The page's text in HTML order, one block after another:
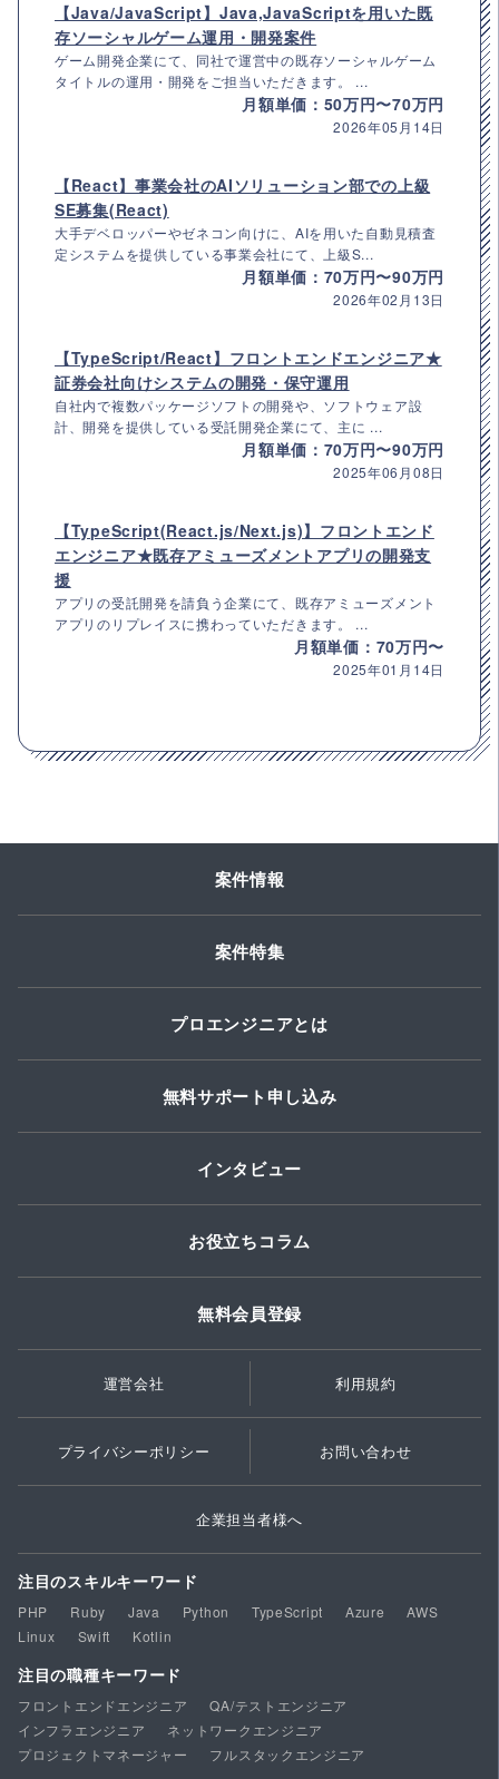
【Java/JavaScript】Java,JavaScriptを用いた既
存ソーシャルゲーム運用・開発案件
ゲーム開発企業にて、同社で運営中の既存ソーシャルゲーム
タイトルの運用・開発をご担当いただきます。 ...
月額単価：50万円〜70万円
2026年05月14日
【React】事業会社のAIソリューション部での上級
SE募集(React)
大手デベロッパーやゼネコン向けに、AIを用いた自動見積査
定システムを提供している事業会社にて、上級S...
月額単価：70万円〜90万円
2026年02月13日
【TypeScript/React】フロントエンドエンジニア★
証券会社向けシステムの開発・保守運用
自社内で複数パッケージソフトの開発や、ソフトウェア設
計、開発を提供している受託開発企業にて、主に ...
月額単価：70万円〜90万円
2025年06月08日
【TypeScript(React.js/Next.js)】フロントエンド
エンジニア★既存アミューズメントアプリの開発支
援
アプリの受託開発を請負う企業にて、既存アミューズメント
アプリのリプレイスに携わっていただきます。 ...
月額単価：70万円〜
2025年01月14日
案件情報
案件特集
プロエンジニアとは
無料サポート申し込み
インタビュー
お役立ちコラム
無料会員登録
運営会社 利用規約
プライバシーポリシー お問い合わせ
企業担当者様へ
注目のスキルキーワード
PHP Ruby Java Python TypeScript Azure
AWS
Linux
Swift Kotlin
注目の職種キーワード
フロントエンドエンジニア
QA/テストエンジニア
インフラエンジニア
ネットワークエンジニア
プロジェクトマネージャー
フルスタックエンジニア